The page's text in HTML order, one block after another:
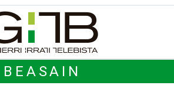
BEASAIN